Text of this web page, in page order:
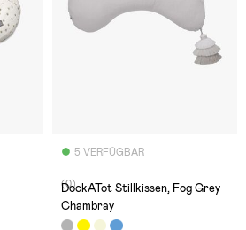
5 VERFÜGBAR
(0)
DockATot Stillkissen, Fog Grey
Chambray